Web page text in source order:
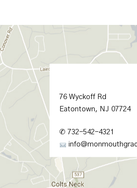
76 Wyckoff Rd
Eatontown, NJ 07724
✆ 732-542-4321